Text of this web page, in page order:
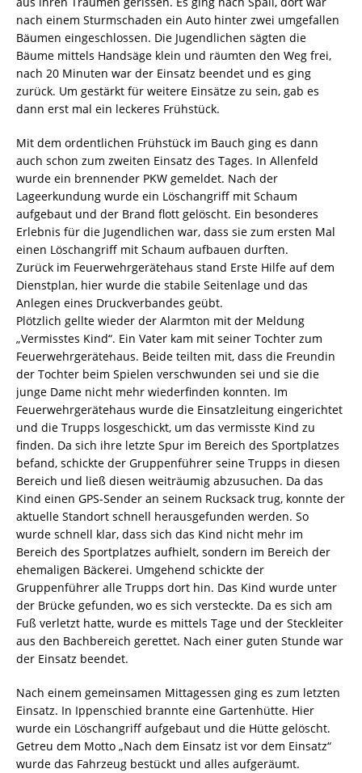
nach einem Sturmschaden ein Auto hinter zwei umgefallen
Bäumen eingeschlossen. Die Jugendlichen sägten die
Bäume mittels Handsäge klein und räumten den Weg frei,
nach 20 Minuten war der Einsatz beendet und es ging
zurück. Um gestärkt für weitere Einsätze zu sein, gab es
dann erst mal ein leckeres Frühstück.
Mit dem ordentlichen Frühstück im Bauch ging es dann
auch schon zum zweiten Einsatz des Tages. In Allenfeld
wurde ein brennender PKW gemeldet. Nach der
Lageerkundung wurde ein Löschangriff mit Schaum
aufgebaut und der Brand flott gelöscht. Ein besonderes
Erlebnis für die Jugendlichen war, dass sie zum ersten Mal
einen Löschangriff mit Schaum aufbauen durften.
Zurück im Feuerwehrgerätehaus stand Erste Hilfe auf dem
Dienstplan, hier wurde die stabile Seitenlage und das
Anlegen eines Druckverbandes geübt.
Plötzlich gellte wieder der Alarmton mit der Meldung
„Vermisstes Kind“. Ein Vater kam mit seiner Tochter zum
Feuerwehrgerätehaus. Beide teilten mit, dass die Freundin
der Tochter beim Spielen verschwunden sei und sie die
junge Dame nicht mehr wiederfinden konnten. Im
Feuerwehrgerätehaus wurde die Einsatzleitung eingerichtet
und die Trupps losgeschickt, um das vermisste Kind zu
finden. Da sich ihre letzte Spur im Bereich des Sportplatzes
befand, schickte der Gruppenführer seine Trupps in diesen
Bereich und ließ diesen weiträumig abzusuchen. Da das
Kind einen GPS-Sender an seinem Rucksack trug, konnte der
aktuelle Standort schnell herausgefunden werden. So
wurde schnell klar, dass sich das Kind nicht mehr im
Bereich des Sportplatzes aufhielt, sondern im Bereich der
ehemaligen Bäckerei. Umgehend schickte der
Gruppenführer alle Trupps dort hin. Das Kind wurde unter
der Brücke gefunden, wo es sich versteckte. Da es sich am
Fuß verletzt hatte, wurde es mittels Tage und der Steckleiter
aus den Bachbereich gerettet. Nach einer guten Stunde war
der Einsatz beendet.
Nach einem gemeinsamen Mittagessen ging es zum letzten
Einsatz. In Ippenschied brannte eine Gartenhütte. Hier
wurde ein Löschangriff aufgebaut und die Hütte gelöscht.
Getreu dem Motto „Nach dem Einsatz ist vor dem Einsatz“
wurde das Fahrzeug bestückt und alles aufgeräumt.